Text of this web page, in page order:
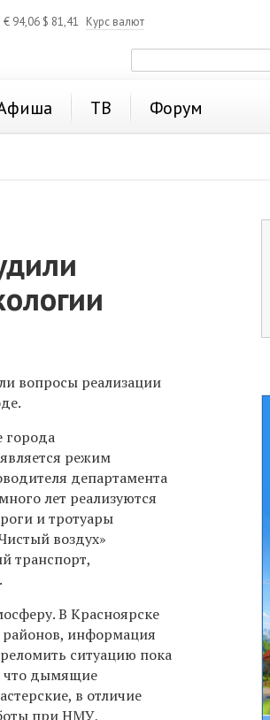
€ 94,06 $ 81,41 Курс валют
ТВ Форум
вопросы реализации
города
режим
департамента
лет реализуются
и тротуары
воздух»
транспорт,
В Красноярске
районов, информация
ситуацию пока
что дымящие
в отличие
при НМУ,